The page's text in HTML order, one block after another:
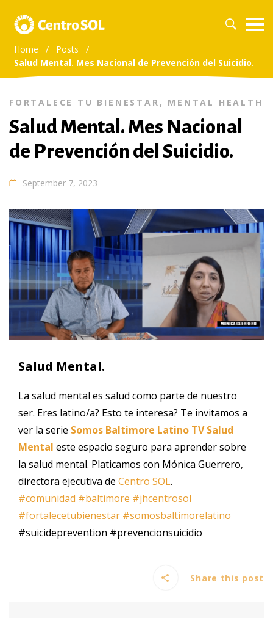
Home / Posts
/
Salud Mental. Mes Nacional de Prevención del Suicidio.
FORTALECE TU BIENESTAR , MENTAL HEALTH
Salud Mental. Mes Nacional
de Prevención del Suicidio.
September 7, 2023
Salud Mental.
La salud mental es salud como parte de nuestro
ser. Eres latino/a? Esto te interesa? Te invitamos a
ver la serie Somos Baltimore Latino TV Salud
Mental este espacio seguro para aprender sobre
la salud mental. Platicamos con Mónica Guerrero,
directora ejecutiva de Centro SOL.
#comunidad #baltimore #jhcentrosol
#fortalecetubienestar #somosbaltimorelatino
#suicideprevention #prevencionsuicidio
Share this post